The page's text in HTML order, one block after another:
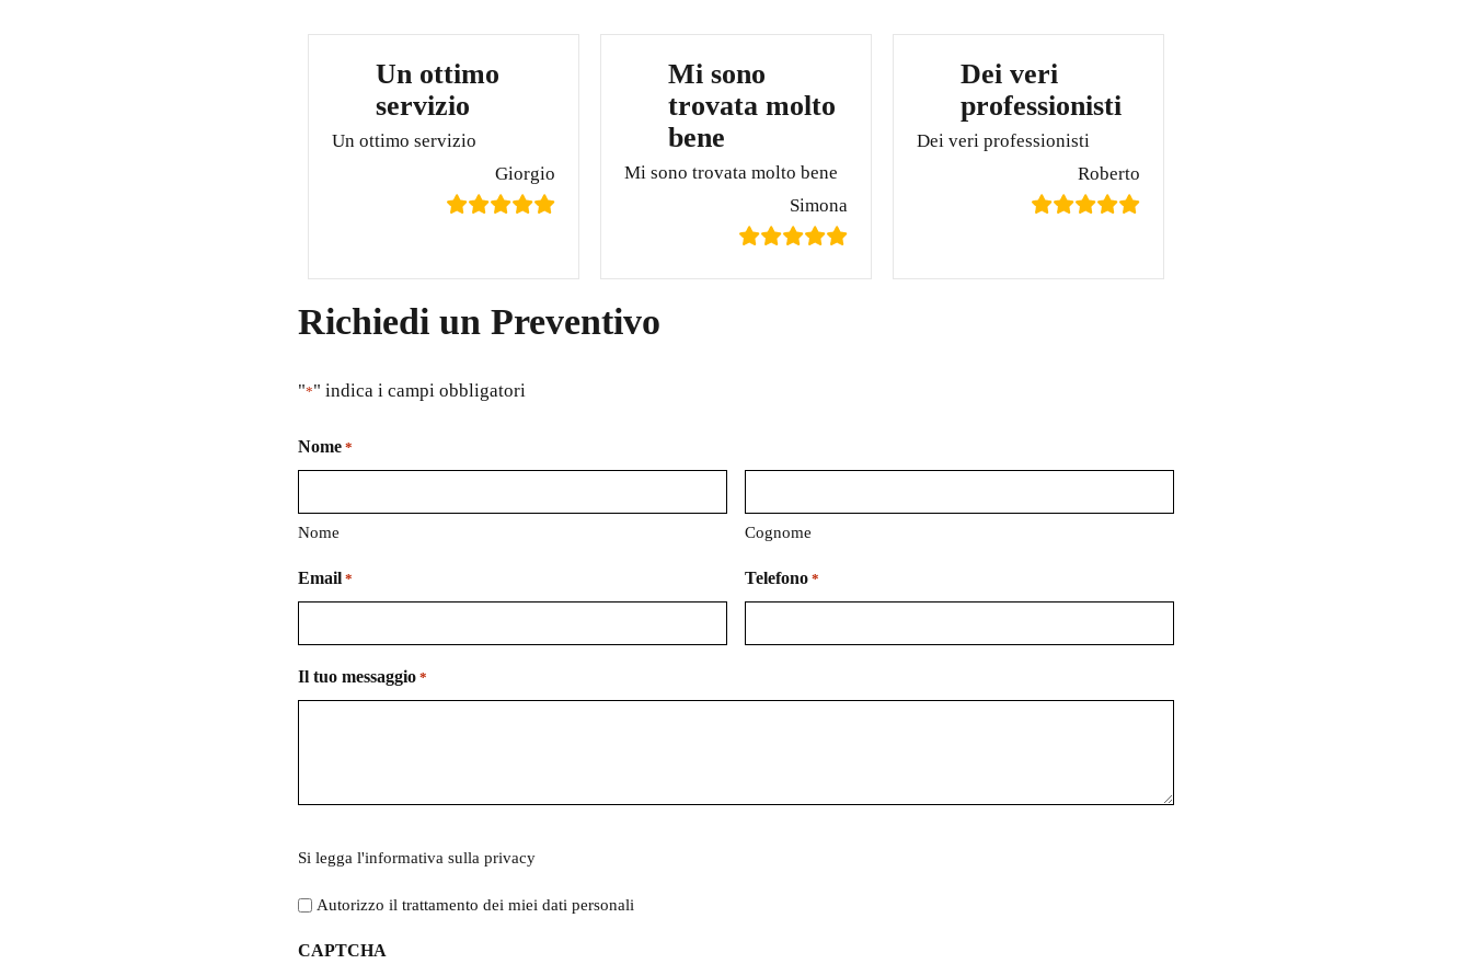
Un ottimo
servizio
Un ottimo servizio
Giorgio
Mi sono
trovata molto
bene
Mi sono trovata molto bene
Simona
Dei veri
professionisti
Dei veri professionisti
Roberto
Richiedi un Preventivo
"*" indica i campi obbligatori
Nome *
Nome Cognome
Email * Telefono *
Il tuo messaggio *
legga
l'informativa
privacy
Si legga l'informativa sulla privacy
Autorizzo il trattamento dei miei dati personali
CAPTCHA